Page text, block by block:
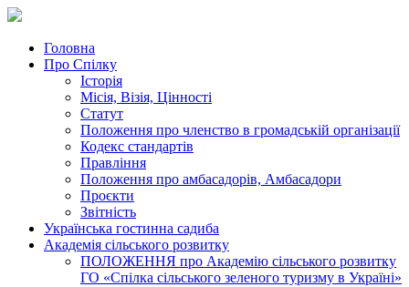
Головна
Про Спілку
Історія
Місія, Візія, Цінності
Статут
Положення про членство в громадській організації
Кодекс стандартів
Правління
Положення про амбасадорів, Амбасадори
Проєкти
Звітність
Українська гостинна садиба
Академія сільського розвитку
ПОЛОЖЕННЯ про Академію cільського розвитку
ГО «Спілка сільського зеленого туризму в Україні»